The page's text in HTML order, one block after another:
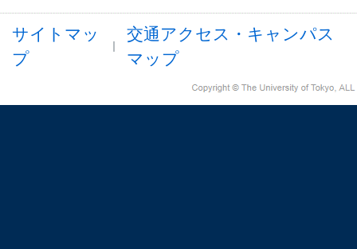
サイトマッ
プ
交通アクセス・キャンパス
マップ